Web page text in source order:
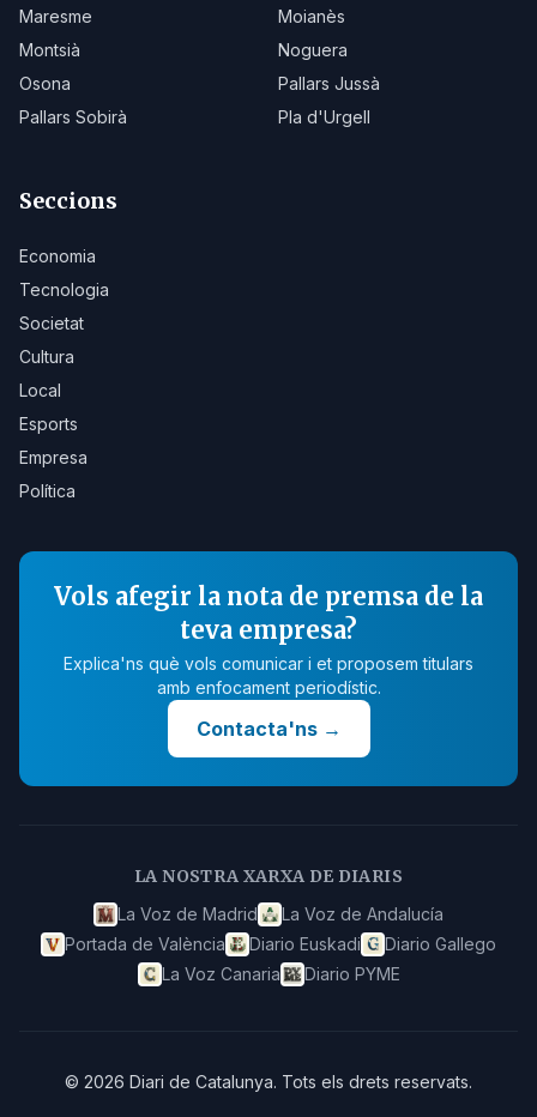
Maresme
Moianès
Montsià
Noguera
Osona
Pallars Jussà
Pallars Sobirà
Pla d'Urgell
Seccions
Economia
Tecnologia
Societat
Cultura
Local
Esports
Empresa
Política
Vols afegir la nota de premsa de la
teva empresa?
Explica'ns què vols comunicar i et proposem titulars
amb enfocament periodístic.
Contacta'ns→
LA NOSTRA XARXA DE DIARIS
La Voz de Madrid
La Voz de Andalucía
Portada de València
Diario Euskadi
Diario Gallego
La Voz Canaria
Diario PYME
© 2026 Diari de Catalunya. Tots els drets reservats.